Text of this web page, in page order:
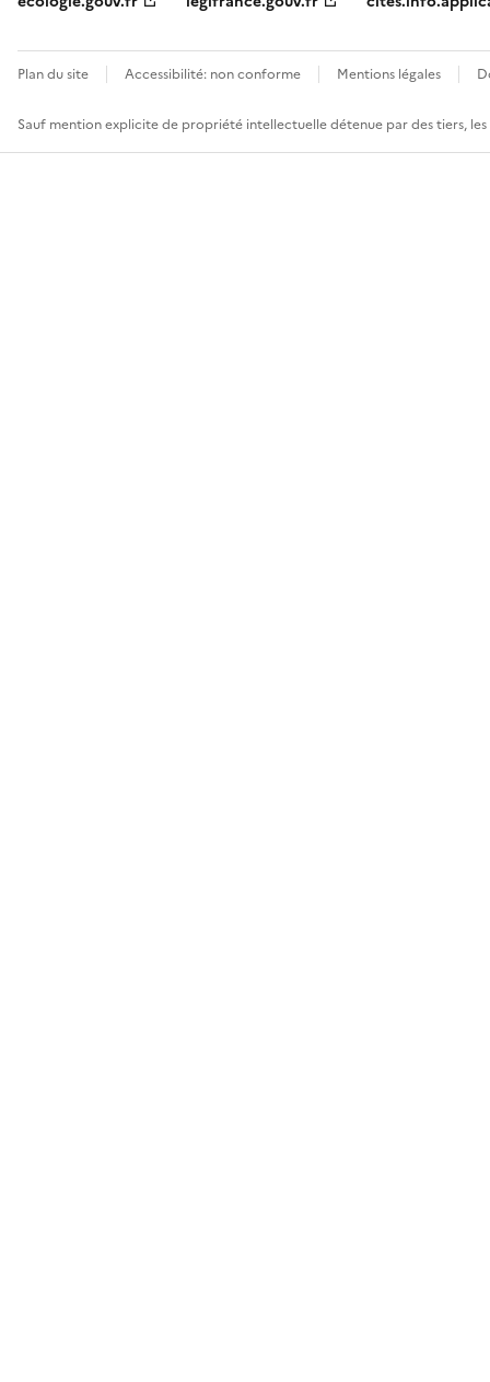
Plan du site Accessibilité: non conforme Mentions légales
Sauf mention explicite de propriété intellectuelle détenue par des tiers,